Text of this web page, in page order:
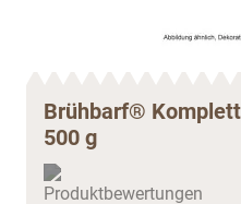
Brühbarf®
500 g